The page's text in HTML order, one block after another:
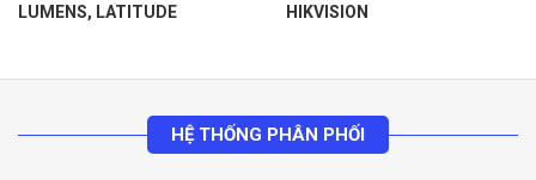
LUMENS, LATITUDE
HIKVISION
HỆ THỐNG PHÂN PHỐI